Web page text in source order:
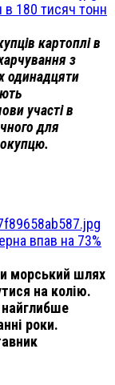
в 180 тисяч тонн
картоплі в
з
одинадцяти
участі в
для
впав на 73%
морський шлях
на колію.
найглибше
роки.